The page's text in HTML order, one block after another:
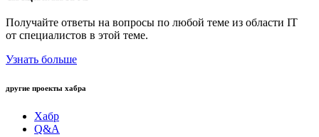
Получайте ответы на вопросы по любой теме из области IT
от специалистов в этой теме.
Узнать больше
другие проекты хабра
Хабр
Q&A